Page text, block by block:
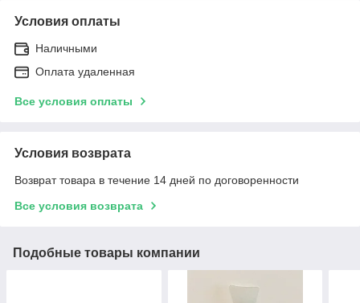
Условия оплаты
Наличными
Оплата удаленная
Все условия оплаты
Условия возврата
Возврат товара в течение 14 дней по договоренности
Все условия возврата
Подобные товары компании